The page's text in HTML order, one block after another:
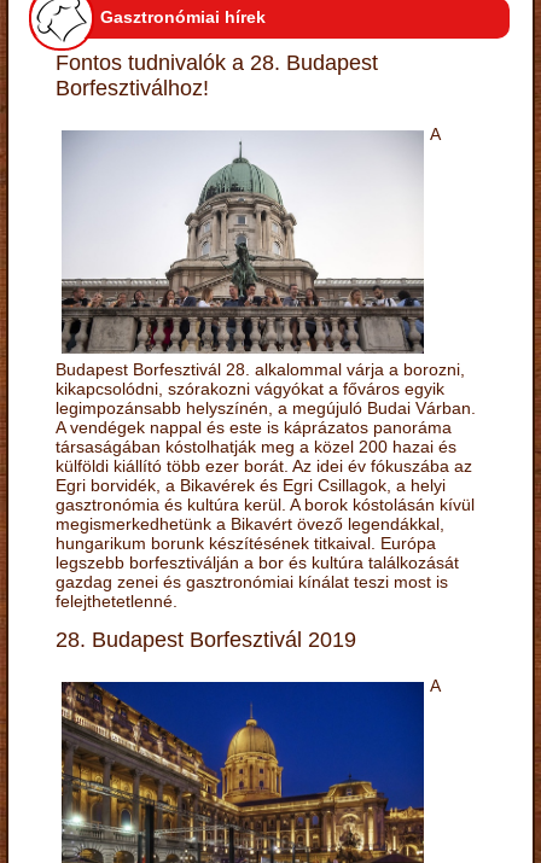
Gasztronómiai hírek
Fontos tudnivalók a 28. Budapest
Borfesztiválhoz!
A
Budapest Borfesztivál 28. alkalommal várja a borozni,
kikapcsolódni, szórakozni vágyókat a főváros egyik
legimpozánsabb helyszínén, a megújuló Budai Várban.
A vendégek nappal és este is káprázatos panoráma
társaságában kóstolhatják meg a közel 200 hazai és
külföldi kiállító több ezer borát. Az idei év fókuszába az
Egri borvidék, a Bikavérek és Egri Csillagok, a helyi
gasztronómia és kultúra kerül. A borok kóstolásán kívül
megismerkedhetünk a Bikavért övező legendákkal,
hungarikum borunk készítésének titkaival. Európa
legszebb borfesztiválján a bor és kultúra találkozását
gazdag zenei és gasztronómiai kínálat teszi most is
felejthetetlenné.
28. Budapest Borfesztivál 2019
A